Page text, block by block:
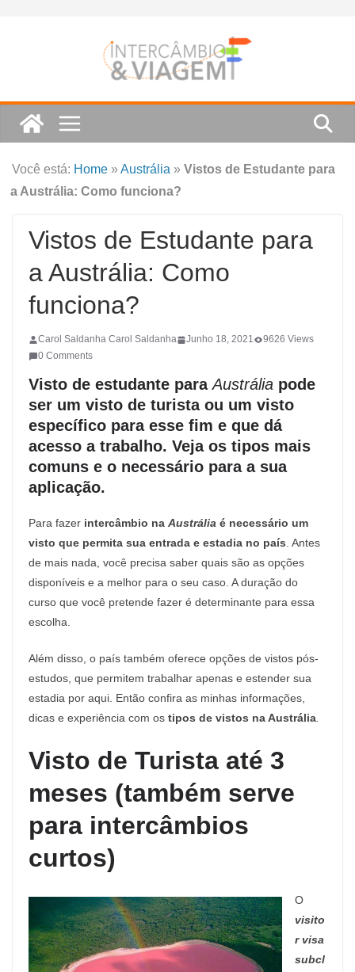
Você está: Home »Austrália »Vistos de Estudante para
a Austrália: Como funciona?
Vistos de Estudante para
a Austrália: Como
funciona?
Carol Saldanha Carol Saldanha Junho 18, 2021
9626 Views
0 Comments
Visto de estudante paraAustrália pode
ser um visto de turista ou um visto
específico para esse fim e que dá
acesso a trabalho. Veja os tipos mais
comuns e o necessário para a sua
aplicação.
Para fazer intercâmbio na Austrália é necessário um
visto que permita sua entrada e estadia no país . Antes
de mais nada, você precisa saber quais são as opções
disponíveis e a melhor para o seu caso. A duração do
curso que você pretende fazer é determinante para essa
escolha.
Além disso, o país também oferece opções de vistos pós-
estudos, que permitem trabalhar apenas e estender sua
estadia por aqui. Então confira as minhas informações,
dicas e experiência com os tipos de vistos na Austrália
Visto de Turista até 3
meses (também serve
para intercâmbios
curtos)
O
visito
r visa
subcl